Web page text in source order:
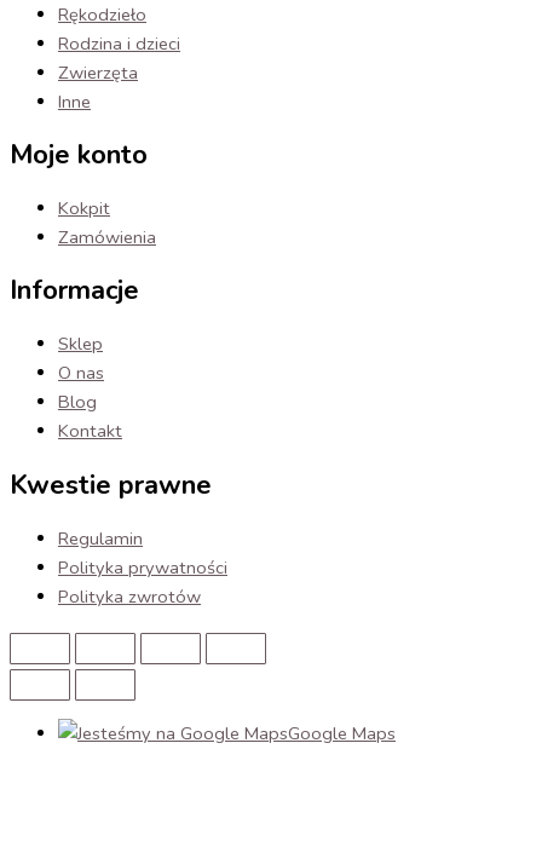
Rękodzieło
Rodzina i dzieci
Zwierzęta
Inne
Moje konto
Kokpit
Zamówienia
Informacje
Sklep
O nas
Blog
Kontakt
Kwestie prawne
Regulamin
Polityka prywatności
Polityka zwrotów
Google Maps